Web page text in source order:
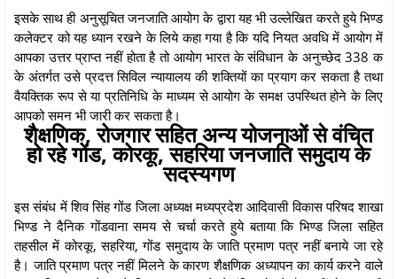
इसके साथ ही अनुसूचित जनजाति आयोग के द्वारा यह भी उल्लेखित करते हुये भिण्ड
कलेक्टर को यह ध्यान रखने के लिये कहा गया है कि यदि नियत अवधि में आयोग में
आपका उत्तर प्राप्त नहीं होता है तो आयोग भारत के संविधान के अनुच्छेद 338 क
के अंतर्गत उसे प्रदत्त सिविल न्यायालय की शक्तियों का प्रयाग कर सकता है तथा
वैयक्तिक रूप से या प्रतिनिधि के माध्यम से आयोग के समक्ष उपस्थित होने के लिए
आपको समन भी जारी कर सकता है।
शैक्षणिक, रोजगार सहित अन्य योजनाओं से वंचित
हो रहे गोंड, कोरकू, सहरिया जनजाति समुदाय के
सदस्यगण
इस संबंध में शिव सिंह गोंड जिला अध्यक्ष मध्यप्रदेश आदिवासी विकास परिषद शाखा
भिण्ड ने दैनिक गोंडवाना समय से चर्चा करते हुये बताया कि भिण्ड जिला सहित
तहसील में कोरकू, सहरिया, गोंड समुदाय के जाति प्रमाण पत्र नहीं बनाये जा रहे
है। जाति प्रमाण पत्र नहीं मिलने के कारण शैक्षणिक अध्यापन का कार्य करने वाले